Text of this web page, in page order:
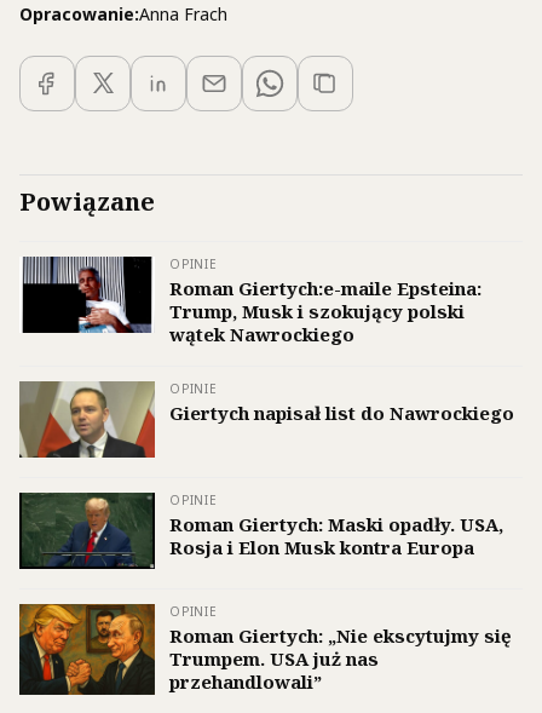
Opracowanie:Anna Frach
Powiązane
OPINIE
Roman Giertych:e-maile Epsteina:
Trump, Musk i szokujący polski
wątek Nawrockiego
OPINIE
Giertych napisał list do Nawrockiego
OPINIE
Roman Giertych: Maski opadły. USA,
Rosja i Elon Musk kontra Europa
OPINIE
Roman Giertych: „Nie ekscytujmy się
Trumpem. USA już nas
przehandlowali”